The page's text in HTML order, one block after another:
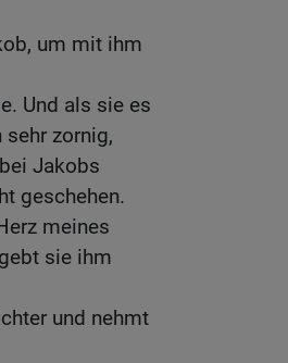
um mit ihm
Und als sie es
sehr zornig,
Jakobs
geschehen.
meines
sie ihm
und nehmt